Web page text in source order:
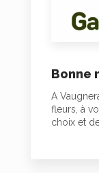
Bonne
A
fleurs, à
choix et